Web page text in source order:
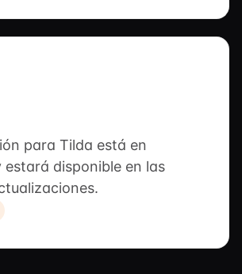
para Tilda está en
estará disponible en las